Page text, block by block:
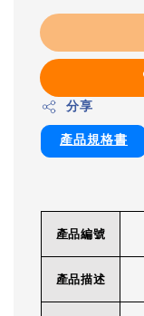
分享
產品規格書
產品編號
產品描述